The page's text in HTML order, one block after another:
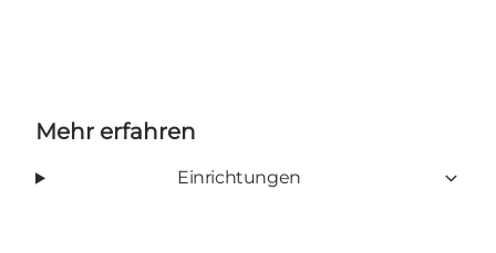
Mehr erfahren
Einrichtungen